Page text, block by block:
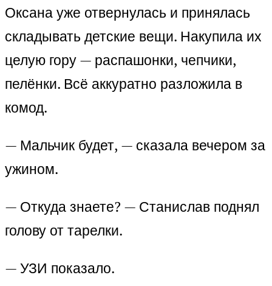
Оксана уже отвернулась и принялась
складывать детские вещи. Накупила их
целую гору — распашонки, чепчики,
пелёнки. Всё аккуратно разложила в
комод.
— Мальчик будет, — сказала вечером за
ужином.
— Откуда знаете? — Станислав поднял
голову от тарелки.
— УЗИ показало.